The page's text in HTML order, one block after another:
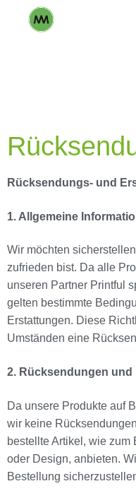
Rücksendungs- und
1. Allgemeine
Wir möchten
zufrieden bist. Da alle
unseren Partner Printful
gelten bestimmte
Erstattungen. Diese
Umständen eine
2. Rücksendungen und
Da unsere Produkte auf
wir keine
bestellte Artikel, wie
oder Design, anbieten.
Bestellung